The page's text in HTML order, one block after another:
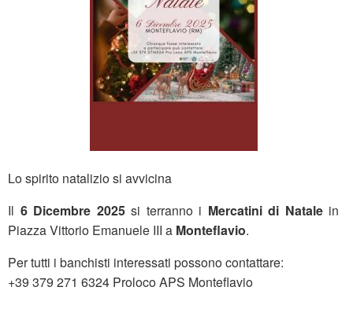
Lo spirito natalizio si avvicina
Il 6 Dicembre 2025si terranno i Mercatini di Natalein
Piazza Vittorio Emanuele III a Monteflavio.
Per tutti i banchisti interessati possono contattare:
+39 379 271 6324 Proloco APS Monteflavio